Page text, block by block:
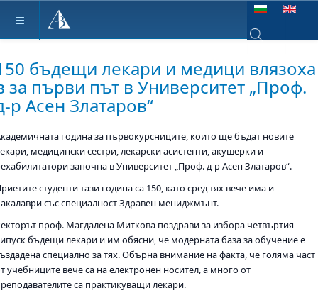
Изберете език
бъдещи лекари и медици влязоха
за първи път в Университет „Проф.
р Асен Златаров“
година за първокурсниците, които ще бъдат новите
медицински сестри, лекарски асистенти, акушерки и
започна в Университет „Проф. д-р Асен Златаров“.
студенти тази година са 150, като сред тях вече има и
със специалност Здравен мениджмънт.
проф. Магдалена Миткова поздрави за избора четвъртия
бъдещи лекари и им обясни, че модерната база за обучение е
специално за тях. Обърна внимание на факта, че голяма част
учебниците вече са на електронен носител, а много от
са практикуващи лекари.